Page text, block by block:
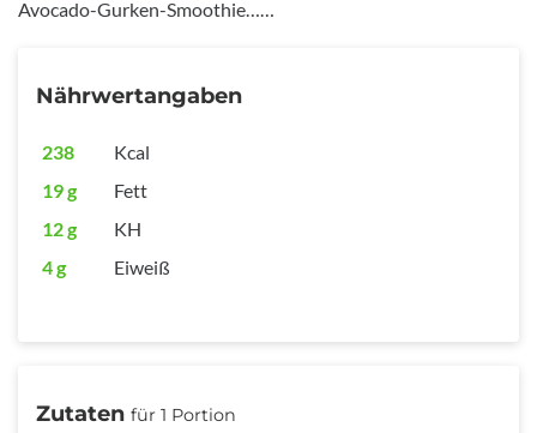
Avocado-Gurken-Smoothie……
Nährwertangaben
238
Kcal
19 g
Fett
12 g
KH
4 g
Eiweiß
Zutaten für 1 Portion